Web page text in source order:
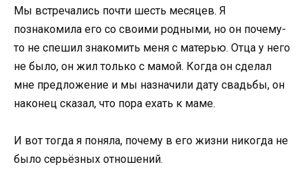
Мы встречались почти шесть месяцев. Я
познакомила его со своими родными, но он почему-
то не спешил знакомить меня с матерью. Отца у него
не было, он жил только с мамой. Когда он сделал
мне предложение и мы назначили дату свадьбы, он
наконец сказал, что пора ехать к маме.
И вот тогда я поняла, почему в его жизни никогда не
было серьёзных отношений.